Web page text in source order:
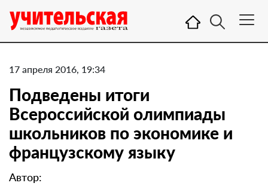
17 апреля 2016, 19:34
Подведены итоги
Всероссийской олимпиады
школьников по экономике и
французскому языку
Автор: